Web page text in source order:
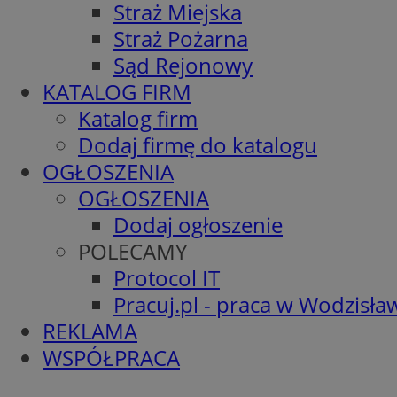
Straż Miejska
Straż Pożarna
Sąd Rejonowy
KATALOG FIRM
Katalog firm
Dodaj firmę do katalogu
OGŁOSZENIA
OGŁOSZENIA
Dodaj ogłoszenie
POLECAMY
Protocol IT
Pracuj.pl - praca w
REKLAMA
WSPÓŁPRACA